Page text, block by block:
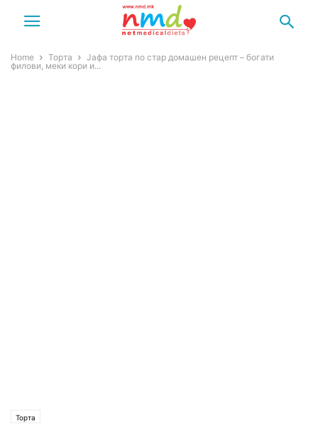
Home Торта
Јафа торта по стар домашен рецепт – богати
филови, меки кори и...
Торта